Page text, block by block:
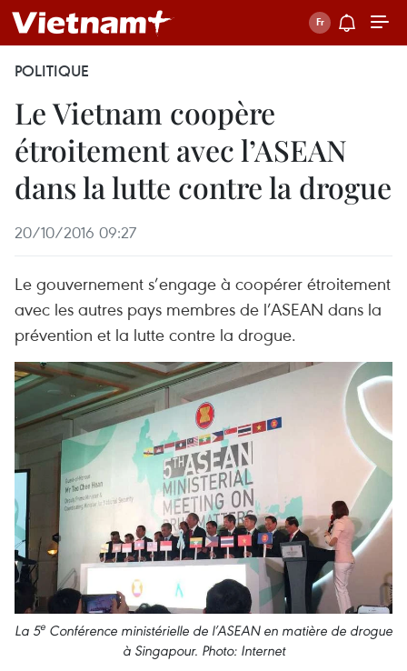
POLITIQUE
Le Vietnam coopère
étroitement avec l’ASEAN
dans la lutte contre la drogue
20/10/2016 09:27
Le gouvernement s’engage à coopérer étroitement
avec les autres pays membres de l’ASEAN dans la
prévention et la lutte contre la drogue.
La 5e Conférence ministérielle de l’ASEAN en matière de drogue
à Singapour. Photo: Internet